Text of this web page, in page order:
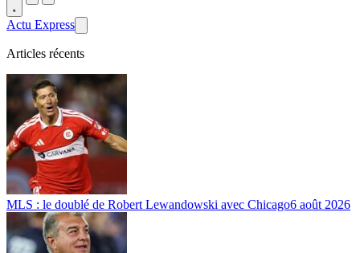
Actu Express
Articles récents
MLS : le doublé de Robert Lewandowski avec Chicago6 août 2026